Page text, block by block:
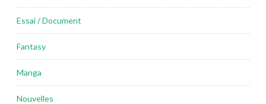
Essai / Document
Fantasy
Manga
Nouvelles